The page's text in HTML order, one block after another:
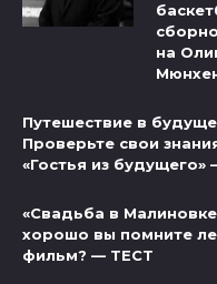
на
Путешествие в
Проверьте свои
«Гостья из будущего»
«Свадьба в
хорошо вы помните
фильм? — ТЕСТ